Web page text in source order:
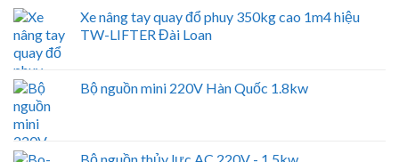
Xe nâng tay quay đổ phuy 350kg cao 1m4 hiệu
TW-LIFTER Đài Loan
Bộ nguồn mini 220V Hàn Quốc 1.8kw